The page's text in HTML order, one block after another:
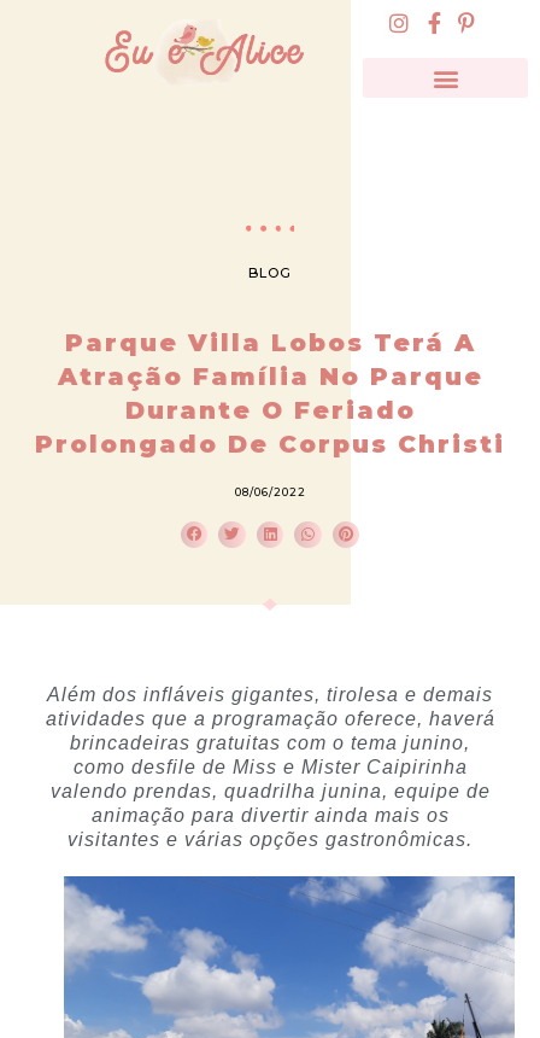
BLOG
Parque Villa Lobos Terá A
Atração Família No Parque
Durante O Feriado
Prolongado De Corpus Christi
08/06/2022
Além dos infláveis gigantes, tirolesa e demais
atividades que a programação oferece, haverá
brincadeiras gratuitas com o tema junino,
como desfile de Miss e Mister Caipirinha
valendo prendas, quadrilha junina, equipe de
animação para divertir ainda mais os
visitantes e várias opções gastronômicas.